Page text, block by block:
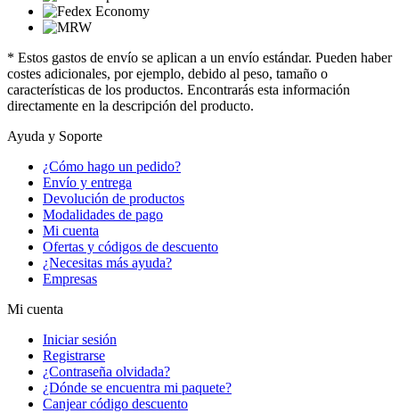
* Estos gastos de envío se aplican a un envío estándar. Pueden haber
costes adicionales, por ejemplo, debido al peso, tamaño o
características de los productos. Encontrarás esta información
directamente en la descripción del producto.
Ayuda y Soporte
¿Cómo hago un pedido?
Envío y entrega
Devolución de productos
Modalidades de pago
Mi cuenta
Ofertas y códigos de descuento
¿Necesitas más ayuda?
Empresas
Mi cuenta
Iniciar sesión
Registrarse
¿Contraseña olvidada?
¿Dónde se encuentra mi paquete?
Canjear código descuento